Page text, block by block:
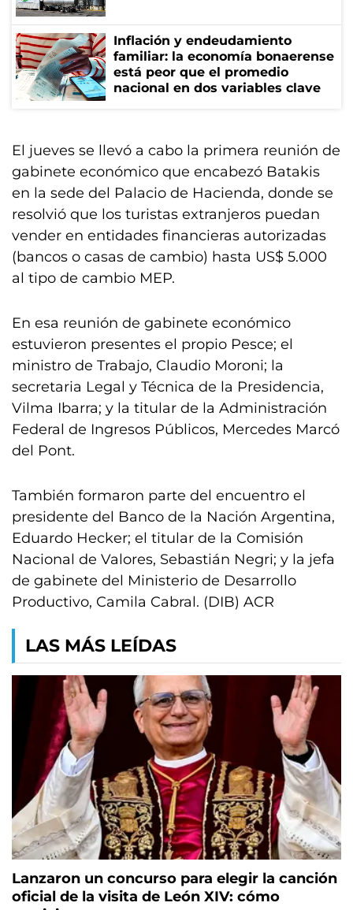
Inflación y endeudamiento
familiar: la economía bonaerense
está peor que el promedio
nacional en dos variables clave
El jueves se llevó a cabo la primera reunión de
gabinete económico que encabezó Batakis
en la sede del Palacio de Hacienda, donde se
resolvió que los turistas extranjeros puedan
vender en entidades financieras autorizadas
(bancos o casas de cambio) hasta US$ 5.000
al tipo de cambio MEP.
En esa reunión de gabinete económico
estuvieron presentes el propio Pesce; el
ministro de Trabajo, Claudio Moroni; la
secretaria Legal y Técnica de la Presidencia,
Vilma Ibarra; y la titular de la Administración
Federal de Ingresos Públicos, Mercedes Marcó
del Pont.
También formaron parte del encuentro el
presidente del Banco de la Nación Argentina,
Eduardo Hecker; el titular de la Comisión
Nacional de Valores, Sebastián Negri; y la jefa
de gabinete del Ministerio de Desarrollo
Productivo, Camila Cabral. (DIB) ACR
LAS MÁS LEÍDAS
Lanzaron un concurso para elegir la canción
oficial de la visita de León XIV: cómo